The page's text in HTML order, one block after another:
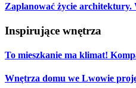
Zaplanować życie
Inspirujące wnętrza
To mieszkanie ma klimat!
Wnętrza domu we Lwowie